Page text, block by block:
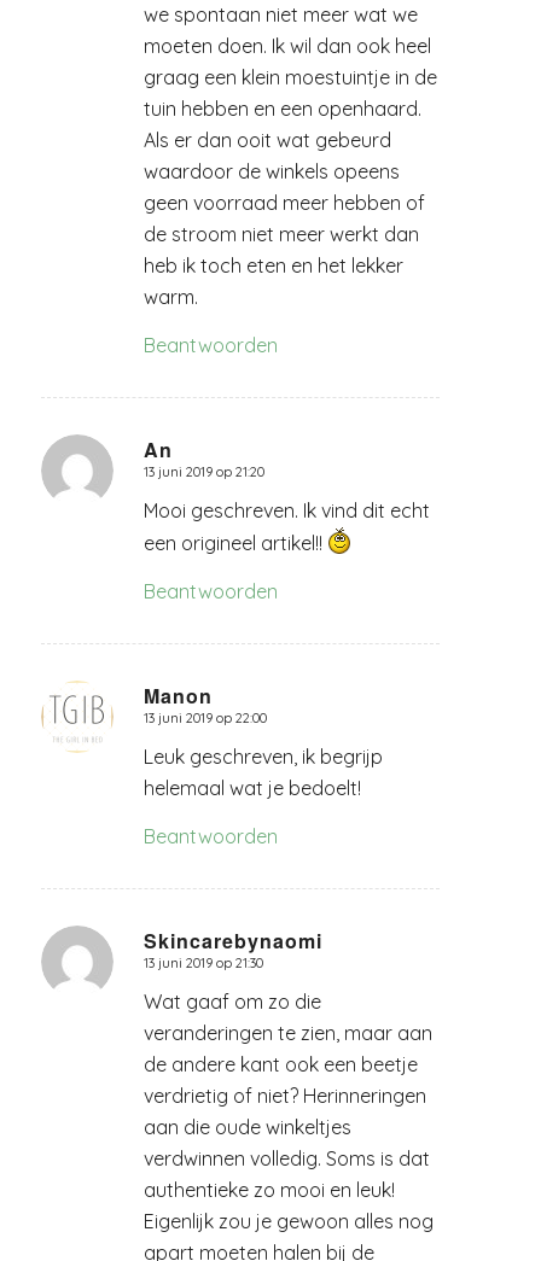
we spontaan niet meer wat we
moeten doen. Ik wil dan ook heel
graag een klein moestuintje in de
tuin hebben en een openhaard.
Als er dan ooit wat gebeurd
waardoor de winkels opeens
geen voorraad meer hebben of
de stroom niet meer werkt dan
heb ik toch eten en het lekker
warm.
Beantwoorden
An
zegt:
13 juni 2019 op 21:20
Mooi geschreven. Ik vind dit echt
een origineel artikel!!
Beantwoorden
Manon
zegt:
13 juni 2019 op 22:00
Leuk geschreven, ik begrijp
helemaal wat je bedoelt!
Beantwoorden
Skincarebynaomi
zegt:
13 juni 2019 op 21:30
Wat gaaf om zo die
veranderingen te zien, maar aan
de andere kant ook een beetje
verdrietig of niet? Herinneringen
aan die oude winkeltjes
verdwinnen volledig. Soms is dat
authentieke zo mooi en leuk!
Eigenlijk zou je gewoon alles nog
apart moeten halen bij de